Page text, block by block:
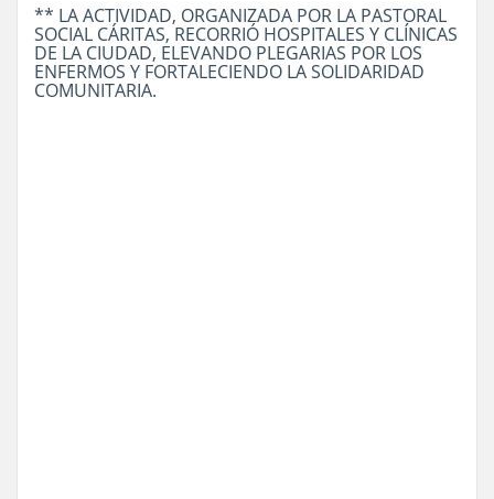
** LA ACTIVIDAD, ORGANIZADA POR LA PASTORAL
SOCIAL CÁRITAS, RECORRIÓ HOSPITALES Y CLÍNICAS
DE LA CIUDAD, ELEVANDO PLEGARIAS POR LOS
ENFERMOS Y FORTALECIENDO LA SOLIDARIDAD
COMUNITARIA.